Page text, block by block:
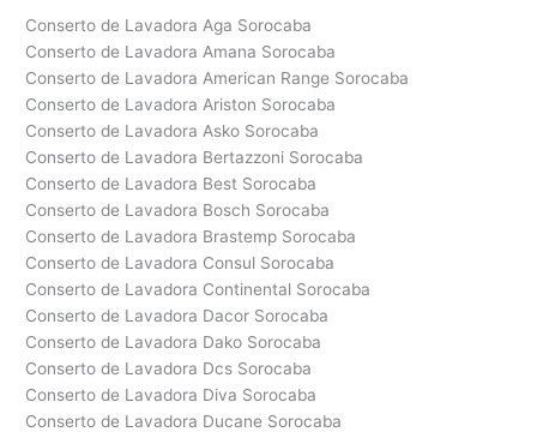
Conserto de Lavadora Aga Sorocaba
Conserto de Lavadora Amana Sorocaba
Conserto de Lavadora American Range Sorocaba
Conserto de Lavadora Ariston Sorocaba
Conserto de Lavadora Asko Sorocaba
Conserto de Lavadora Bertazzoni Sorocaba
Conserto de Lavadora Best Sorocaba
Conserto de Lavadora Bosch Sorocaba
Conserto de Lavadora Brastemp Sorocaba
Conserto de Lavadora Consul Sorocaba
Conserto de Lavadora Continental Sorocaba
Conserto de Lavadora Dacor Sorocaba
Conserto de Lavadora Dako Sorocaba
Conserto de Lavadora Dcs Sorocaba
Conserto de Lavadora Diva Sorocaba
Conserto de Lavadora Ducane Sorocaba